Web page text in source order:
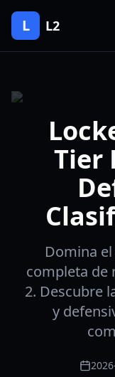
L L2
Tier
Domina
completa de
2. Descubre
y